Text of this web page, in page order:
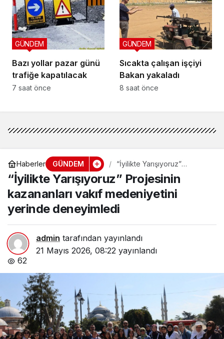
Bazı yollar pazar günü
trafiğe kapatılacak
GÜNDEM
7 saat önce
Sıcakta çalışan işçiyi
Bakan yakaladı
GÜNDEM
8 saat önce
Haberler GÜNDEM
“İyilikte Yarışıyoruz”
Projesinin kazananları vakıf
medeniyetini yerinde
deneyimledi
“İyilikte Yarışıyoruz” Projesinin
kazananları vakıf medeniyetini
yerinde deneyimledi
admin tarafından yayınlandı
21 Mayıs 2026, 08:22 yayınlandı
62